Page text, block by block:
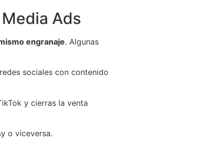
Ads
engranaje. Algunas
sociales con contenido
y cierras la venta
o viceversa.